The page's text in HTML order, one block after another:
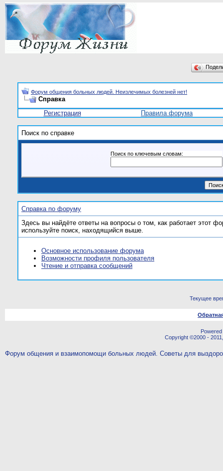
Форум общения больных людей. Неизлечимых болезней нет!
Справка
Регистрация
Правила форума
Поиск по справке
Поиск по ключевым словам:
Справка по форуму
Здесь вы найдёте ответы на вопросы о том, как работает этот
используйте поиск, находящийся выше.
Основное использование форума
Возможности профиля пользователя
Чтение и отправка сообщений
Текущее
Copyright ©2000 -
Форум общения и взаимопомощи больных людей. Советы для